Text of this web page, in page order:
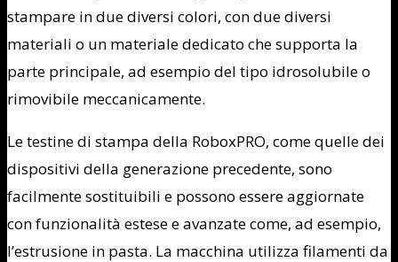
stampare in due diversi colori, con due diversi
materiali o un materiale dedicato che supporta la
parte principale, ad esempio del tipo idrosolubile o
rimovibile meccanicamente.
Le testine di stampa della RoboxPRO, come quelle dei
dispositivi della generazione precedente, sono
facilmente sostituibili e possono essere aggiornate
con funzionalità estese e avanzate come, ad esempio,
l’estrusione in pasta. La macchina utilizza filamenti da